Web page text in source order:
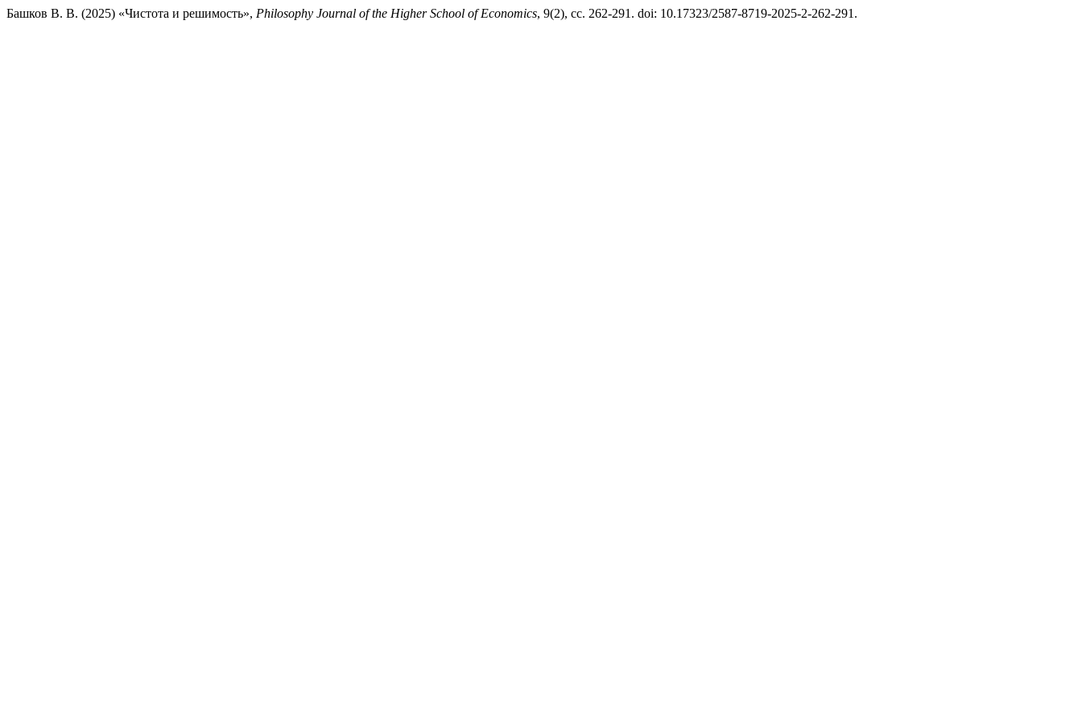
Башков В. В. (2025) «Чистота и решимость», Philosophy Journal of the Higher School of Economics, 9(2), сс. 262-291. doi: 10.17323/2587-8719-2025-2-262-291.